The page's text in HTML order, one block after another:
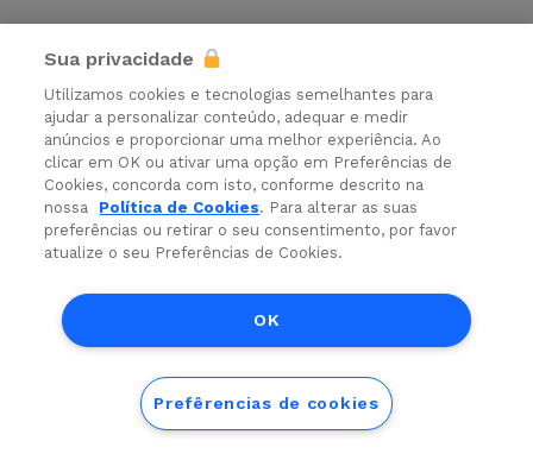
RECRUTAMENTO
atrair e reter talentos tech?
Sua privacidade
Utilizamos cookies e tecnologias semelhantes para
ajudar a personalizar conteúdo, adequar e medir
anúncios e proporcionar uma melhor experiência. Ao
clicar em OK ou ativar uma opção em Preferências de
Cookies, concorda com isto, conforme descrito na
nossa
Política de Cookies. Para alterar as suas
preferências ou retirar o seu consentimento, por favor
atualize o seu Preferências de Cookies.
OK
Prefêrencias de cookies